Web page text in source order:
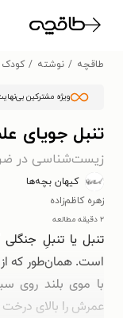
طاقچه نوشته کودک
ویژه مشترکین
تنبل جویای
زیست‌شناسی در
کیهان بچه‌ها
زهره کاظم‌زاده
۲ دقیقه مطالعه
تنبل یا تنبلِ
است. همان‌طور که
با موی بلند روی‌
عمرش را بالای درخت